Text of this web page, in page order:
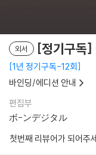
외서 [정기구독
1년 정기구독-12회
바인딩/에디션 안내
편집부
ボ-ンデジタル
첫번째 리뷰어가 되어주